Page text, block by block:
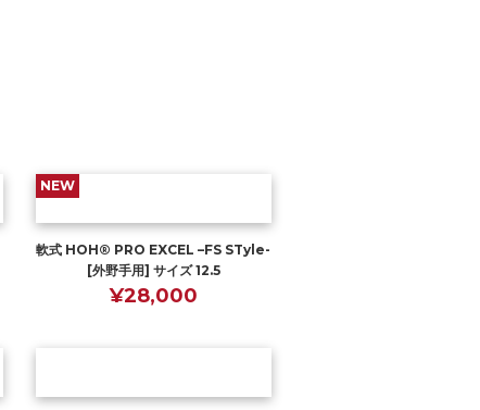
NEW
軟式 HOH® PRO EXCEL –FS STyle-
[外野手用] サイズ 12.5
¥28,000